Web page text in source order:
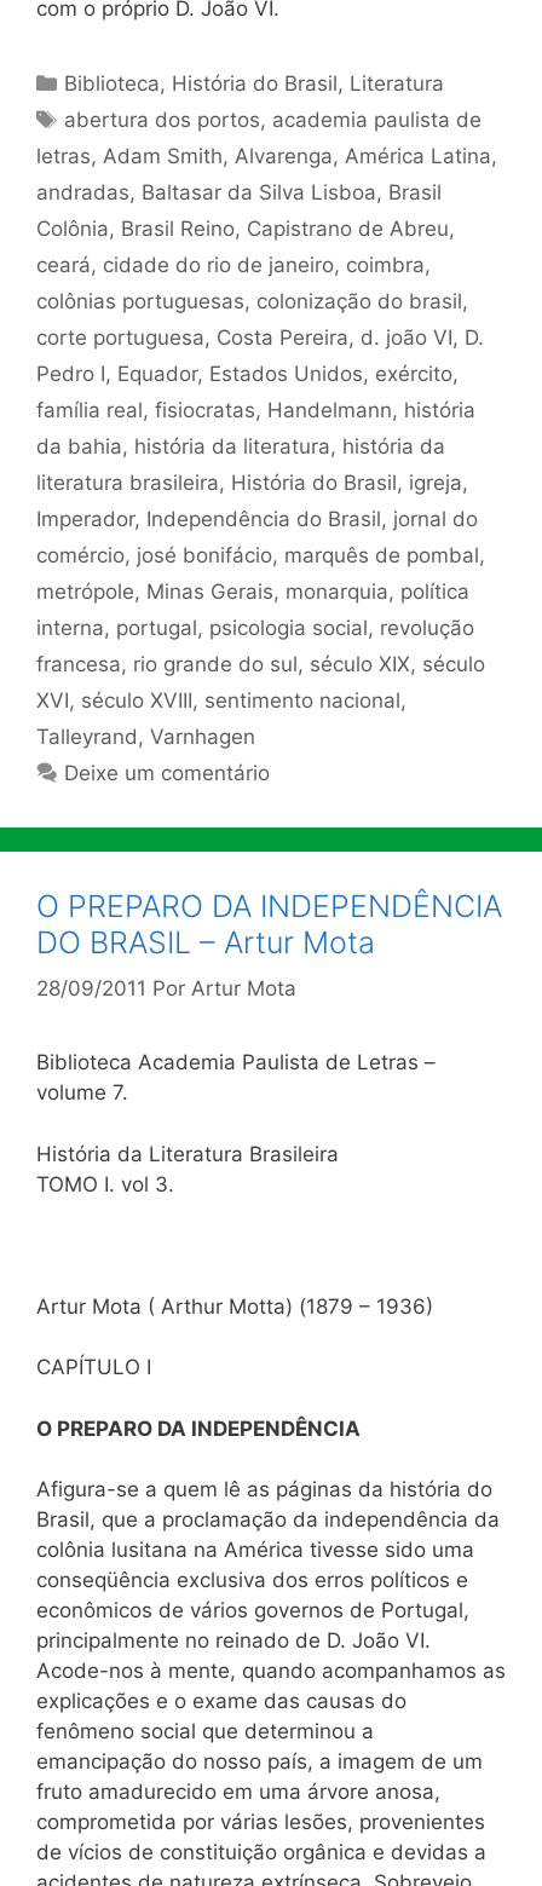
com o próprio D. João VI.
Categorias
Biblioteca, História do Brasil, Literatura
Tags
abertura dos portos, academia paulista de
letras, Adam Smith, Alvarenga, América Latina,
andradas, Baltasar da Silva Lisboa, Brasil
Colônia, Brasil Reino, Capistrano de Abreu,
ceará, cidade do rio de janeiro, coimbra,
colônias portuguesas, colonização do brasil,
corte portuguesa, Costa Pereira, d. joão VI, D.
Pedro I, Equador, Estados Unidos, exército,
família real, fisiocratas, Handelmann, história
da bahia, história da literatura, história da
literatura brasileira, História do Brasil, igreja,
Imperador, Independência do Brasil, jornal do
comércio, josé bonifácio, marquês de pombal,
metrópole, Minas Gerais, monarquia, política
interna, portugal, psicologia social, revolução
francesa, rio grande do sul, século XIX, século
XVI, século XVIII, sentimento nacional,
Talleyrand , Varnhagen
Deixe um comentário
O PREPARO DA INDEPENDÊNCIA
DO BRASIL – Artur Mota
28/09/2011 Por Artur Mota
Biblioteca Academia Paulista de Letras –
volume 7.
História da Literatura Brasileira
TOMO I. vol 3.
Artur Mota ( Arthur Motta) (1879 – 1936)
CAPÍTULO I
O PREPARO DA INDEPENDÊNCIA
Afigura-se a quem lê as páginas da história do
Brasil, que a proclamação da independência da
colônia lusitana na América tivesse sido uma
conseqüência exclusiva dos erros políticos e
econômicos de vários governos de Portugal,
principalmente no reinado de D. João VI.
Acode-nos à mente, quando acompanhamos as
explicações e o exame das causas do
fenômeno social que determinou a
emancipação do nosso país, a imagem de um
fruto amadurecido em uma árvore anosa,
comprometida por várias lesões, provenientes
de vícios de constituição orgânica e devidas a